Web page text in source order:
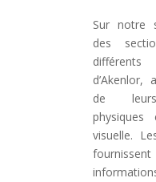
Sur notre
des
d’Akenlor,
de leurs
visuelle.